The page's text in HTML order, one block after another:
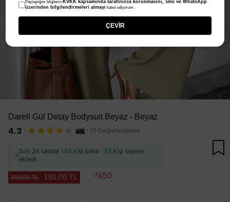
Darell Gül Detay Bodysuit Beyaz - Beyaz
4.3 · · 15 Değerlendirme
Son 24 saatte 145 kişi baktı · 35 kişi sepete
ekledi
300,00 TL 150,00 TL 50
Paylaştığım bilgilerin KVKK kapsamında tarafınızca korunmasını, sms ve WhatsApp
üzerinden bilgilendirmeleri almayı kabul ediyorum.
ÇEVİR